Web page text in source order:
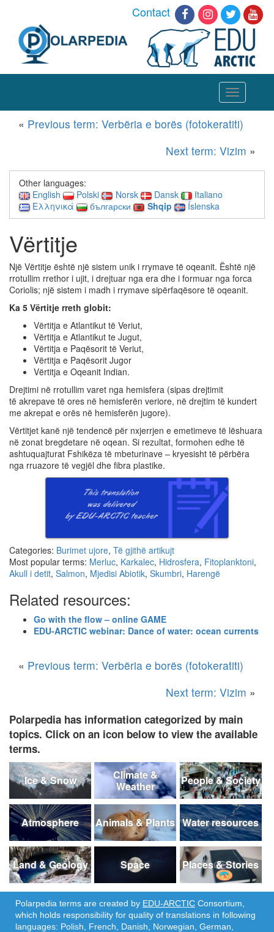
Contact
Toggle
navigation
« Previous term: Verbëria e borës (fotokeratiti)
Next term: Vizim »
Other languages:
English
Polski Norsk Dansk
Italiano
Ελληνικά
български Shqip Íslenska
Vërtitje
Një Vërtitje është një sistem unik i rrymave të oqeanit. Është një
rrotullim rrethor i ujit, i drejtuar nga era dhe i formuar nga forca
Coriolis; një sistem i madh i rrymave sipërfaqësore të oqeanit.
Ka 5 Vërtitje rreth globit:
Vërtitja e Atlantikut të Veriut,
Vërtitja e Atlantikut te Jugut,
Vërtitja e Paqësorit të Veriut,
Vërtitja e Paqësorit Jugor
Vërtitja e Oqeanit Indian.
Drejtimi në rrotullim varet nga hemisfera (sipas drejtimit
të akrepave të ores në hemisferën veriore, në drejtim të kundert
me akrepat e orës në hemisferën jugore).
Vërtitjet kanë një tendencë për nxjerrjen e emetimeve të lëshuara
në zonat bregdetare në oqean. Si rezultat, formohen edhe të
ashtuquajturat Fshikëza të mbeturinave – kryesisht të përbëra
nga rruazore të vegjël dhe fibra plastike.
Categories: Burimet ujore, Të gjithë artikujt
Most popular terms: Merluc, Karkalec, Hidrosfera, Fitoplanktoni,
Akull i detit, Salmon, Mjedisi Abiotik, Skumbri, Harengë
Related resources:
Go with the flow – online GAME
EDU-ARCTIC webinar: Dance of water: ocean currents
« Previous term: Verbëria e borës (fotokeratiti)
Next term: Vizim »
Polarpedia has information categorized by main
topics. Click on an icon below to view the available
terms.
Ice & Snow
Climate &
Weather
People & Society
Atmosphere Animals & Plants Water resources
Land & Geology Space Places & Stories
Polarpedia terms are created by EDU-ARCTIC Consortium,
which holds responsibility for quality of translations in following
languages: Polish, French, Danish, Norwegian, German,